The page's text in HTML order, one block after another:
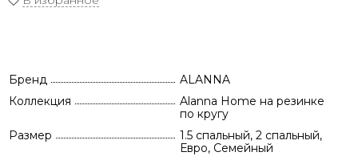
Бренд
ALANNA
Коллекция
Alanna Home на резинке
по кругу
Размер
1.5 спальный, 2 спальный,
Евро, Семейный